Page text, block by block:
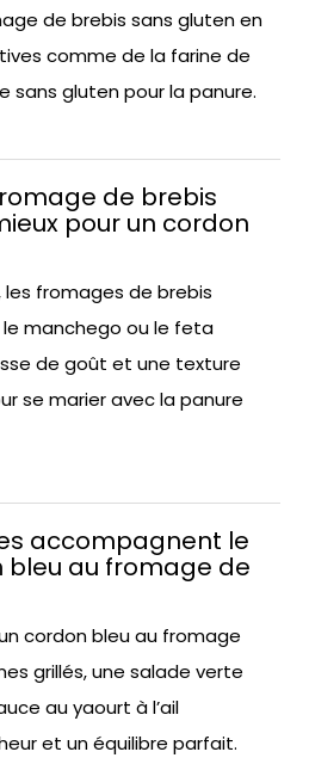
de brebis sans gluten en
comme de la farine de
sans gluten pour la panure.
de brebis
pour un cordon
les fromages de brebis
manchego ou le feta
de goût et une texture
se marier avec la panure
accompagnent le
bleu au fromage de
cordon bleu au fromage
grillés, une salade verte
au yaourt à l’ail
et un équilibre parfait.